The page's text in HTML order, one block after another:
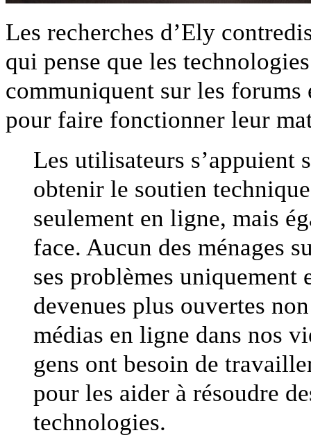
Les recherches d’Ely
qui pense que les
communiquent sur les forums
pour faire fonctionner leur
Les utilisateurs s’appuient
obtenir le soutien
seulement en ligne, mais
face. Aucun des ménages
ses problèmes uniquement
devenues plus ouvertes
médias en ligne dans nos
gens ont besoin de
pour les aider à résoudre
technologies.